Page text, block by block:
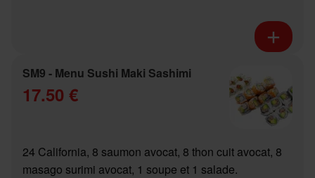
SM9 - Menu Sushi Maki Sashimi
17.50 €
24 California, 8 saumon avocat, 8 thon cuit avocat, 8
masago surimi avocat, 1 soupe et 1 salade.